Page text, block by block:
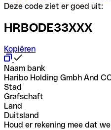
Deze code ziet er goed uit:
HRBODE33XXX
Kopiëren
Naam bank
Haribo Holding Gmbh And
Stad
Grafschaft
Land
Duitsland
Houd er rekening mee dat